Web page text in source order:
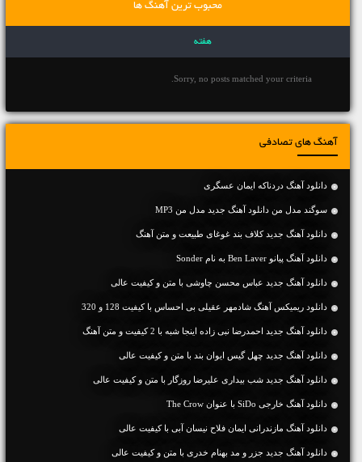
محبوب ترین آهنگ ها
هفته
Sorry, no posts matched your criteria.
آهنگ های تصادفی
دانلود آهنگ دردناکه ایمان عسگری
سوگند مدل من دانلود آهنگ جدید مدل من MP3
دانلود آهنگ جديد کلاف بند غوغای طبیعت و متن آهنگ
دانلود آهنگ پیانو Ben Laver به نام Sonder
دانلود آهنگ جديد عباس محسن چاوشی با متن و کیفیت عالی
دانلود ریمیکس آهنگ شادمهر عقیلی بی احساس با کیفیت 128 و 320
دانلود آهنگ جديد احمدرضا نبی زاده اینجا شبه با 2 کیفیت و متن آهنگ
دانلود آهنگ جديد چهل گیس ایوان بند با متن و کیفیت عالی
دانلود آهنگ جديد شب بیداری علیرضا روزگار با متن و کیفیت عالی
دانلود آهنگ خارجی SiDo با عنوان The Crow
دانلود آهنگ مازندرانی ایمان فلاح نیسان آبی با کیفیت عالی
دانلود آهنگ جديد جزر و مد بهنام خدری با متن و کیفیت عالی